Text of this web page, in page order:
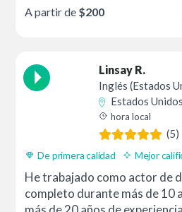
A partir de $200
Linsay R.
Inglés (Estados
Estados Unidos
hora local
(5)
De primera calidad Mejor
He trabajado como actor de
completo durante más de 10